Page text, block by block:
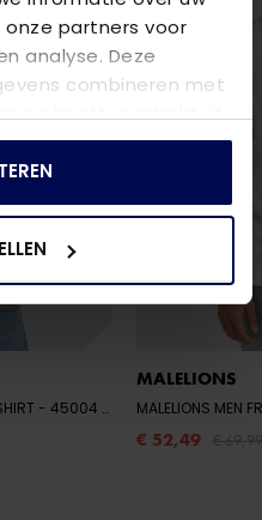
partners voor
analyse. Deze
combineren met
ze heeft verstrekt of
basis van uw gebruik
- 45004 BURGUNDY
MALELIONS
MALELIONS MEN
€ 52,49